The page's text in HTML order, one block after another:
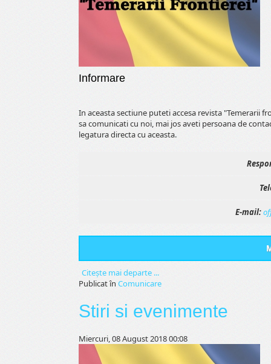
Informare
In aceasta sectiune puteti accesa revista "Temerarii
sa comunicati cu noi, mai jos aveti persoana de
legatura directa cu aceasta.
E-mail:
Citeşte mai departe ...
Publicat în Comunicare
Stiri si evenimente
Miercuri, 08 August 2018 00:08